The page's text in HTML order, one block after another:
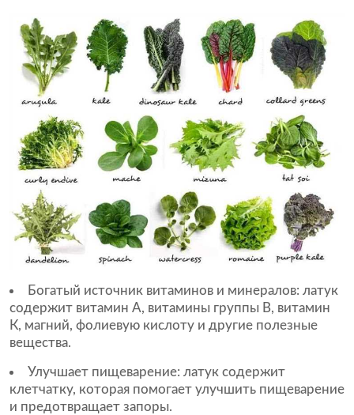
Богатый источник витаминов и минералов: латук
содержит витамин А, витамины группы В, витамин
К, магний, фолиевую кислоту и другие полезные
вещества.
Улучшает пищеварение: латук содержит
клетчатку, которая помогает улучшить пищеварение
и предотвращает запоры.